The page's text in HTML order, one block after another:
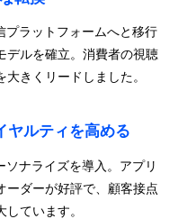
プラットフォームへと移行
デルを確立。消費者の視聴
きくリードしました。
ヤルティを高める
ナライズを導入。アプリ
ーダーが好評で、顧客接点
ています。